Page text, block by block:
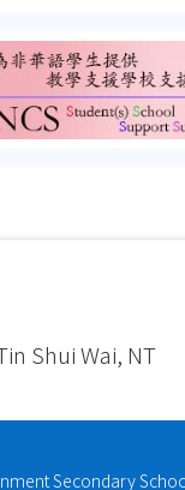
Shui Wai, NT
Secondary